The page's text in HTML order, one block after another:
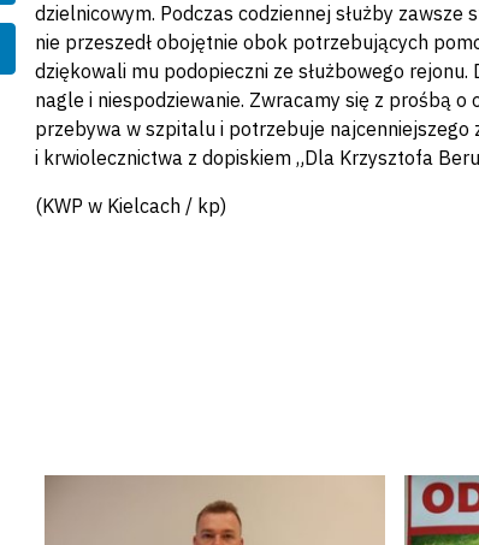
Szukaj
dzielnicowym. Podczas codziennej służby
nie przeszedł obojętnie obok potrzebujących
dziękowali mu podopieczni ze służbowego
nagle i niespodziewanie. Zwracamy się z prośbą
przebywa w szpitalu i potrzebuje najcenniejszego
i krwiolecznictwa z dopiskiem „Dla Krzysztofa
(KWP w Kielcach / kp)